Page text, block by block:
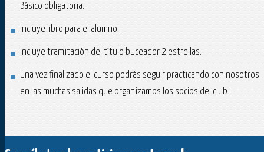
Básico obligatoria.
Incluye libro para el alumno.
Incluye tramitación del título buceador 2 estrellas.
Una vez finalizado el curso podrás seguir practicando con nosotros
en las muchas salidas que organizamos los socios del club.